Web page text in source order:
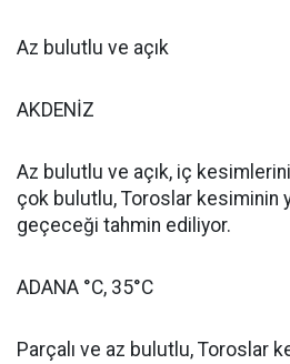
Az bulutlu ve açık
AKDENİZ
Az bulutlu ve açık, iç
çok bulutlu, Toroslar kesiminin
geçeceği tahmin ediliyor.
ADANA °C, 35°C
Parçalı ve az bulutlu, Toroslar